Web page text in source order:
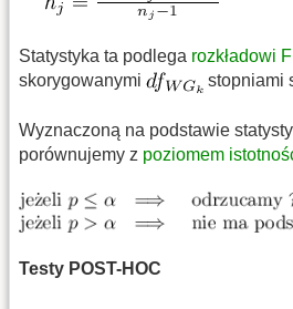
Statystyka ta podlega rozkładowi
skorygowanymi
stopniami
Wyznaczoną na podstawie
porównujemy z poziomem
Testy POST-HOC